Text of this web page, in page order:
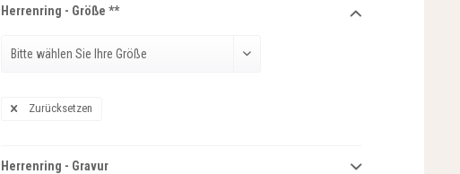
Herrenring - Größe **
Zurücksetzen
Herrenring - Gravur